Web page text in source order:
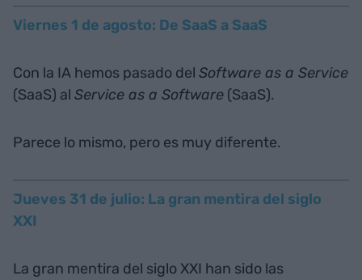
Viernes 1 de agosto: De SaaS a SaaS
Con la IA hemos pasado del Software as a Service
(SaaS) al Service as a Software (SaaS).
Parece lo mismo, pero es muy diferente.
Jueves 31 de julio: La gran mentira del siglo
XXI
La gran mentira del siglo XXI han sido las